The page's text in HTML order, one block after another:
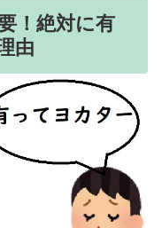
！絶対に有
由